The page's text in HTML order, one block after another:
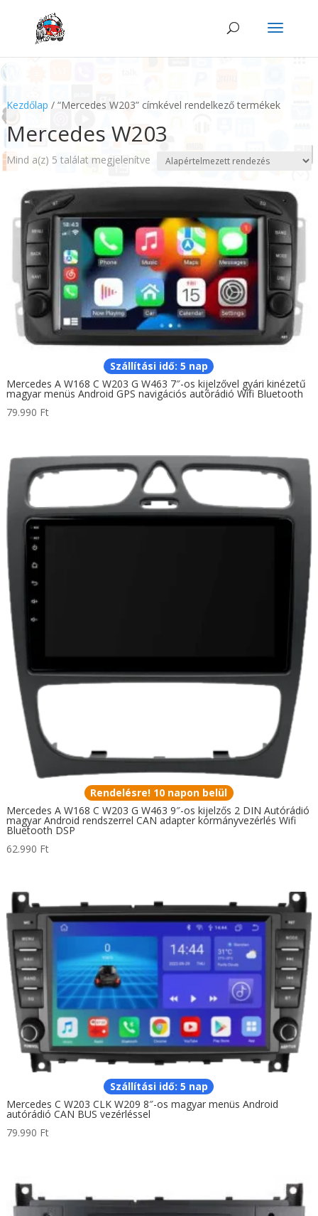
Kezdőlap / “Mercedes W203” címkével rendelkező termékek
Mercedes W203
Mind a(z) 5 találat megjelenítve
Szállítási idő: 5 nap
Mercedes A W168 C W203 G W463 7″-os kijelzővel gyári kinézetű
magyar menüs Android GPS navigációs autórádió Wifi Bluetooth
79.990 Ft
Rendelésre! 10 napon belül
Mercedes A W168 C W203 G W463 9″-os kijelzős 2 DIN Autórádió
magyar Android rendszerrel CAN adapter kormányvezérlés Wifi
Bluetooth DSP
62.990 Ft
Szállítási idő: 5 nap
Mercedes C W203 CLK W209 8″-os magyar menüs Android
autórádió CAN BUS vezérléssel
79.990 Ft